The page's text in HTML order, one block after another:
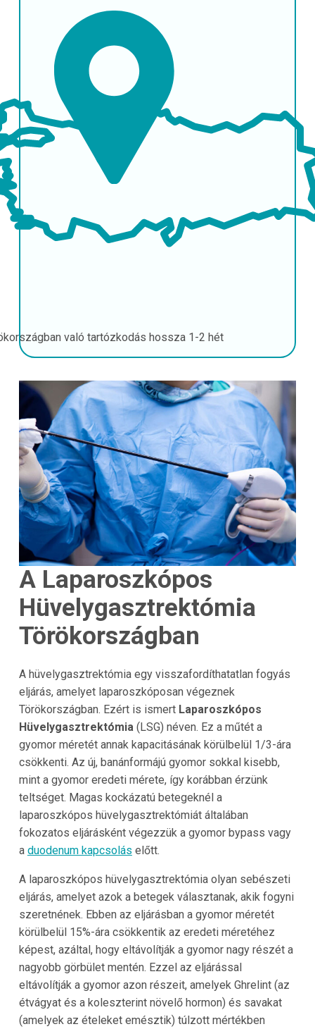
való tartózkodás hossza 1-2 hét
A Laparoszkópos
Hüvelygasztrektómia
Törökországban
A hüvelygasztrektómia egy visszafordíthatatlan fogyás
eljárás, amelyet laparoszkóposan végeznek
Törökországban. Ezért is ismert Laparoszkópos
Hüvelygasztrektómia (LSG) néven. Ez a műtét a
gyomor méretét annak kapacitásának körülbelül 1/3-ára
csökkenti. Az új, banánformájú gyomor sokkal kisebb,
mint a gyomor eredeti mérete, így korábban érzünk
teltséget. Magas kockázatú betegeknél a
laparoszkópos hüvelygasztrektómiát általában
fokozatos eljárásként végezzük a gyomor bypass vagy
a duodenum kapcsolás előtt.
A laparoszkópos hüvelygasztrektómia olyan sebészeti
eljárás, amelyet azok a betegek választanak, akik fogyni
szeretnének. Ebben az eljárásban a gyomor méretét
körülbelül 15%-ára csökkentik az eredeti méretéhez
képest, azáltal, hogy eltávolítják a gyomor nagy részét a
nagyobb görbület mentén. Ezzel az eljárással
eltávolítják a gyomor azon részeit, amelyek Ghrelint (az
étvágyat és a koleszterint növelő hormon) és savakat
(amelyek az ételeket emésztik) túlzott mértékben